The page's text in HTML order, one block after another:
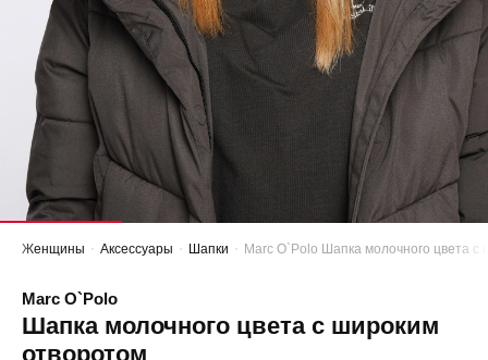
Женщины Аксессуары Шапки Marc O`Polo Шапка молочного цвета с
Marc O`Polo
Шапка молочного цвета с широким
отворотом